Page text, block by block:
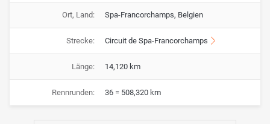
Ort, Land: Spa-Francorchamps, Belgien
Strecke: Circuit de Spa-Francorchamps
Länge: 14,120 km
Rennrunden: 36 = 508,320 km